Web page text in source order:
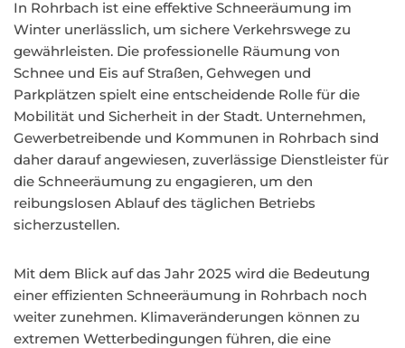
In Rohrbach ist eine effektive Schneeräumung im
Winter unerlässlich, um sichere Verkehrswege zu
gewährleisten. Die professionelle Räumung von
Schnee und Eis auf Straßen, Gehwegen und
Parkplätzen spielt eine entscheidende Rolle für die
Mobilität und Sicherheit in der Stadt. Unternehmen,
Gewerbetreibende und Kommunen in Rohrbach sind
daher darauf angewiesen, zuverlässige Dienstleister für
die Schneeräumung zu engagieren, um den
reibungslosen Ablauf des täglichen Betriebs
sicherzustellen.
Mit dem Blick auf das Jahr 2025 wird die Bedeutung
einer effizienten Schneeräumung in Rohrbach noch
weiter zunehmen. Klimaveränderungen können zu
extremen Wetterbedingungen führen, die eine